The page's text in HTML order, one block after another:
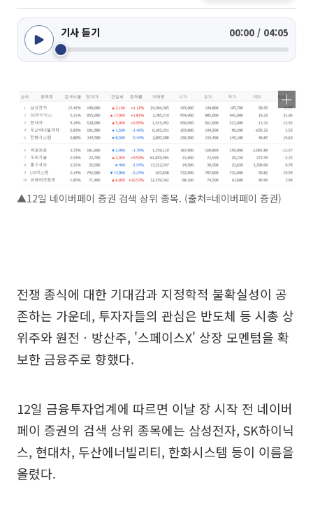
기사 듣기 00:00 / 04:05
▲12일 네이버페이 증권 검색 상위 종목. (출처=네이버페이 증권)
전쟁 종식에 대한 기대감과 지정학적 불확실성이 공
존하는 가운데, 투자자들의 관심은 반도체 등 시총 상
위주와 원전ㆍ방산주, '스페이스X' 상장 모멘텀을 확
보한 금융주로 향했다.
12일 금융투자업계에 따르면 이날 장 시작 전 네이버
페이 증권의 검색 상위 종목에는 삼성전자, SK하이닉
스, 현대차, 두산에너빌리티, 한화시스템 등이 이름을
올렸다.